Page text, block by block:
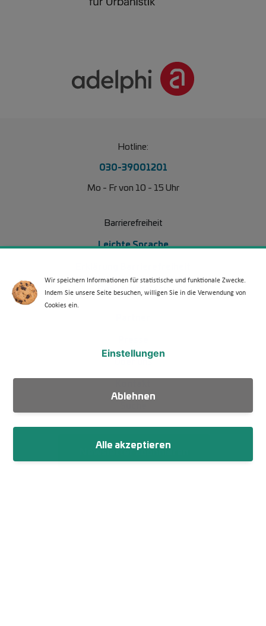
Hotline:
030-39001201
Mo - Fr von 10 - 15 Uhr
Barrierefreiheit
Leichte Sprache
Barriere melden
Über uns
Newsletter abonnieren
Wir speichern Informationen für statistische und funktionale Zwecke.
Indem Sie unsere Seite besuchen, willigen Sie in die Verwendung von
Cookies ein.
Ablehnen
Einstellungen
Alle akzeptieren